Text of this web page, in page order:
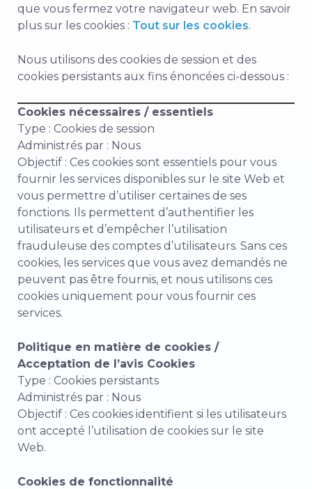
que vous fermez votre navigateur web. En savoir
plus sur les cookies : Tout sur les cookies.
Nous utilisons des cookies de session et des
cookies persistants aux fins énoncées ci-dessous :
Cookies nécessaires / essentiels
Type : Cookies de session
Administrés par : Nous
Objectif : Ces cookies sont essentiels pour vous
fournir les services disponibles sur le site Web et
vous permettre d’utiliser certaines de ses
fonctions. Ils permettent d’authentifier les
utilisateurs et d’empêcher l’utilisation
frauduleuse des comptes d’utilisateurs. Sans ces
cookies, les services que vous avez demandés ne
peuvent pas être fournis, et nous utilisons ces
cookies uniquement pour vous fournir ces
services.
Politique en matière de cookies /
Acceptation de l’avis Cookies
Type : Cookies persistants
Administrés par : Nous
Objectif : Ces cookies identifient si les utilisateurs
ont accepté l’utilisation de cookies sur le site
Web.
Cookies de fonctionnalité